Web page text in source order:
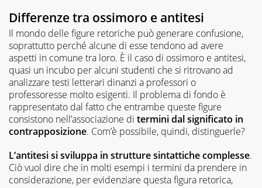
Differenze tra ossimoro e antitesi
Il mondo delle figure retoriche può generare confusione,
soprattutto perché alcune di esse tendono ad avere
aspetti in comune tra loro. È il caso di ossimoro e antitesi,
quasi un incubo per alcuni studenti che si ritrovano ad
analizzare testi letterari dinanzi a professori o
professoresse molto esigenti. Il problema di fondo è
rappresentato dal fatto che entrambe queste figure
consistono nell’associazione di termini dal significato in
contrapposizione. Com’è possibile, quindi, distinguerle?
L’antitesi si sviluppa in strutture sintattiche complesse.
Ciò vuol dire che in molti esempi i termini da prendere in
considerazione, per evidenziare questa figura retorica,